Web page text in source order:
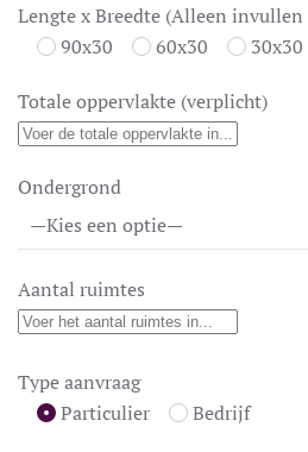
Lengte x Breedte (Alleen
90x30
60x30 30x30
Totale oppervlakte (verplicht)
Ondergrond
Aantal ruimtes
Type aanvraag
Particulier
Bedrijf